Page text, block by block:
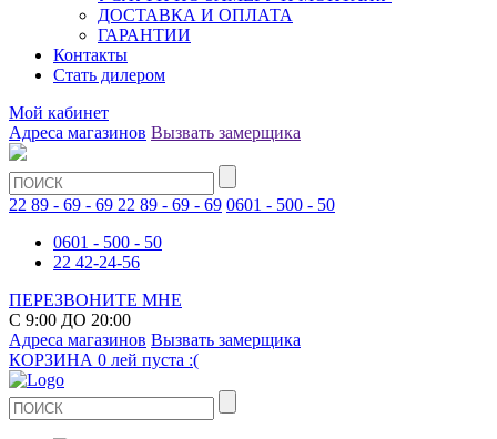
ДОСТАВКА И ОПЛАТА
ГАРАНТИИ
Контакты
Стать дилером
Мой кабинет
Адреса магазинов Вызвать замерщика
22 89 - 69 - 69 22 89 - 69 - 69 0601 - 500 - 50
0601 - 500 - 50
22 42-24-56
ПЕРЕЗВОНИТЕ МНЕ
С 9:00 ДО 20:00
Адреса магазинов Вызвать замерщика
КОРЗИНА 0 лей пуста :(